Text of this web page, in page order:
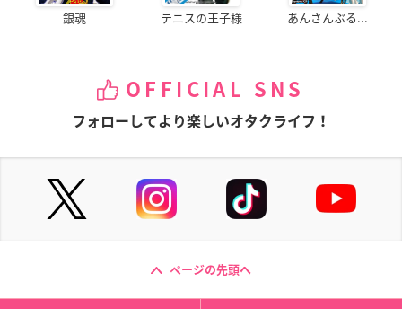
銀魂 テニスの王子様 あんさんぶる...
OFFICIAL SNS
フォローしてより楽しいオタクライフ！
ページの先頭へ